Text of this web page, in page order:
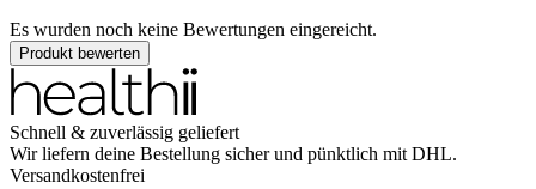
Es wurden noch keine Bewertungen eingereicht.
Produkt bewerten
Schnell & zuverlässig geliefert
Wir liefern deine Bestellung sicher und pünktlich mit DHL.
Versandkostenfrei